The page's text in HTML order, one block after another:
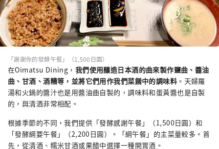
「謝謝你的發酵午餐」（1,500日圓）
在Oimatsu Dining， 我們使用釀造日本酒的曲來製作鹽曲、醬油
曲、甘酒、酒糟等，並將它們用作我們菜餚中的調味料 。天婦羅
湯和火鍋的醬汁也是用醬油曲自製的，調味料和蛋黃醬也是自製
的，與清酒非常相配。
根據季節的不同，我們提供「發酵感謝午餐」（1,500日圓）和
「發酵綱要午餐」（2,200日圓）。「綱午餐」的主菜量較多。首
先，從清酒、糯米甘酒或果醋中選擇一種開胃酒。